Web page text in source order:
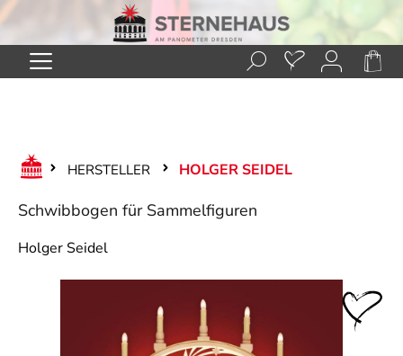
Zum Hauptinhalt springen
HERSTELLER HOLGER SEIDEL
Schwibbogen für Sammelfiguren
Holger Seidel